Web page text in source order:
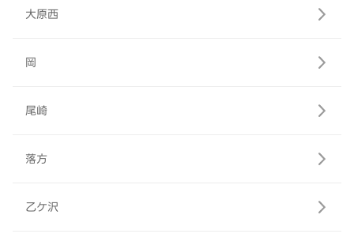
大原西
岡
尾崎
落方
乙ケ沢